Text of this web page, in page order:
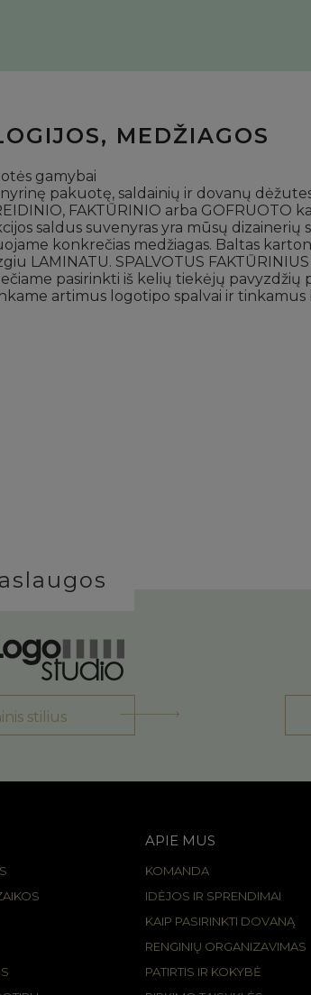
MEDŽIAGOS
gamybai
pakuotę, saldainių ir dovanų
FAKTŪRINIO arba GOFRUOTO
saldus suvenyras yra mūsų
konkrečias medžiagas. Baltas
LAMINATU. SPALVOTUS
pasirinkti iš kelių tiekėjų pavyzdžių
artimus logotipo spalvai ir
stilius
APIE MUS
KOMANDA
IDĖJOS IR SPRENDIMAI
KAIP PASIRINKTI DOVANĄ
RENGINIŲ ORGANIZAVIMAS
PATIRTIS IR KOKYBĖ